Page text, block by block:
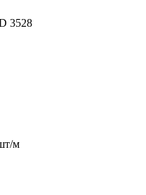
3528
м